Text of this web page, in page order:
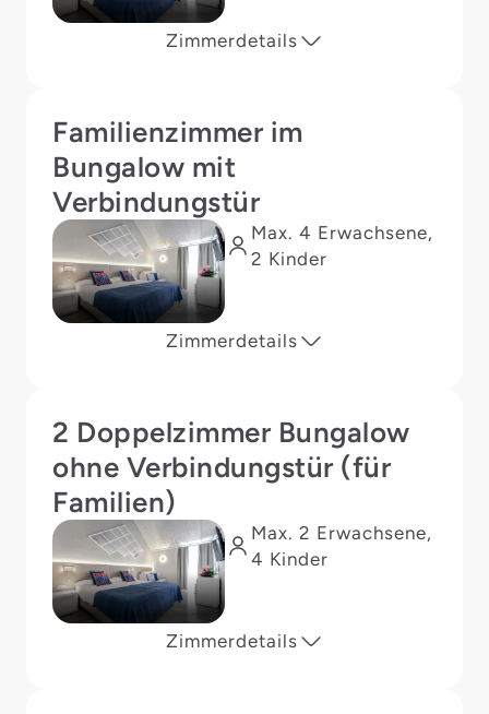
Zimmerdetails
Familienzimmer im
Bungalow mit
Verbindungstür
Max. 4 Erwachsene,
2 Kinder
Zimmerdetails
2 Doppelzimmer Bungalow
ohne Verbindungstür (für
Familien)
Max. 2 Erwachsene,
4 Kinder
Zimmerdetails